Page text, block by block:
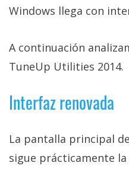
+
Más
Foros
Windows llega con
A continuación
TuneUp Utilities 2014.
Interfaz renovada
La pantalla principal
sigue prácticamente